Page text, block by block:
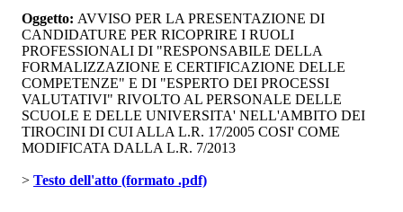
Oggetto: AVVISO PER LA PRESENTAZIONE DI
CANDIDATURE PER RICOPRIRE I RUOLI
PROFESSIONALI DI "RESPONSABILE DELLA
FORMALIZZAZIONE E CERTIFICAZIONE DELLE
COMPETENZE" E DI "ESPERTO DEI PROCESSI
VALUTATIVI" RIVOLTO AL PERSONALE DELLE
SCUOLE E DELLE UNIVERSITA' NELL'AMBITO DEI
TIROCINI DI CUI ALLA L.R. 17/2005 COSI' COME
MODIFICATA DALLA L.R. 7/2013
> Testo dell'atto (formato .pdf)